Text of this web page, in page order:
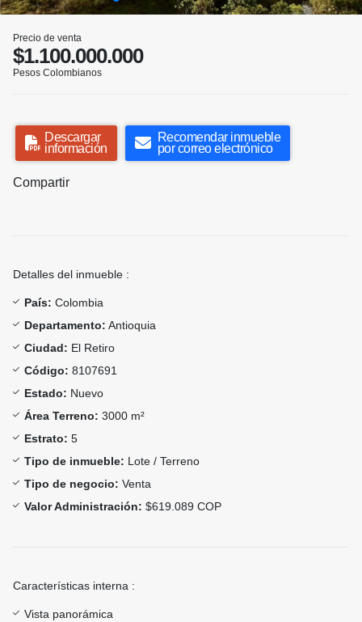
Precio de venta
$1.100.000.000
Pesos Colombianos
Descargar
información
Recomendar inmueble
por correo electrónico
Compartir
Detalles del inmueble :
País: Colombia
Departamento: Antioquia
Ciudad: El Retiro
Código: 8107691
Estado: Nuevo
Área Terreno: 3000 m²
Estrato: 5
Tipo de inmueble: Lote / Terreno
Tipo de negocio: Venta
Valor Administración: $619.089 COP
Características interna :
Vista panorámica